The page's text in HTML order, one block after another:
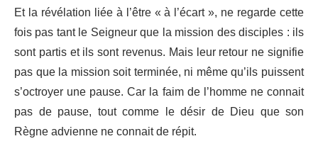
Et la révélation liée à l’être « à l’écart », ne regarde cette
fois pas tant le Seigneur que la mission des disciples : ils
sont partis et ils sont revenus. Mais leur retour ne signifie
pas que la mission soit terminée, ni même qu’ils puissent
s’octroyer une pause. Car la faim de l’homme ne connait
pas de pause, tout comme le désir de Dieu que son
Règne advienne ne connait de répit.